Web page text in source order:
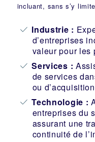
incluant, sans s’y
Industrie :
d’entreprises
valeur pour les
Services :
de services
ou
Technologie :
entreprises du
assurant une
continuité de